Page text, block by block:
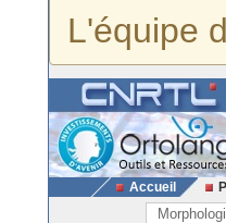
L'équipe
Accueil